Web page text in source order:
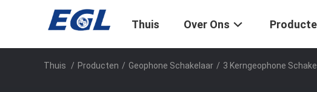
Thuis Over Ons
Thuis / Producten / Geophone Schakelaar / 3 Kerngeophone